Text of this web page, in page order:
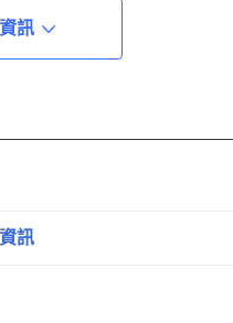
訊
訊